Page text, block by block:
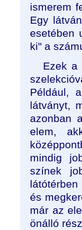
ismerem
Egy
esetében
ki" a
Ezek a
Például,
látványt,
azonban
elem,
mindig
színek
és
már az
önálló